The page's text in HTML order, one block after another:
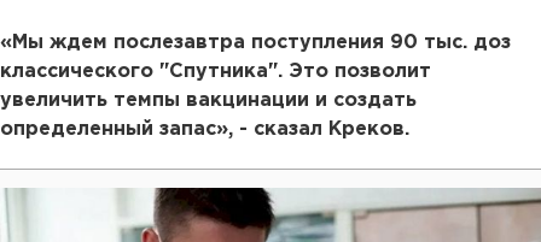
«Мы ждем послезавтра поступления 90 тыс. доз
классического "Спутника". Это позволит
увеличить темпы вакцинации и создать
определенный запас», - сказал Креков.